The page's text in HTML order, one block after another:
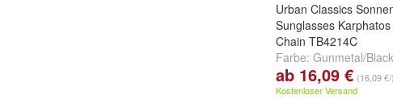
Urban Classics
Sunglasses Karphatos
Chain TB4214C
Farbe: Gunmetal/Black
gold
ab 16,09 € (16,09 €/)
Kostenloser Versand